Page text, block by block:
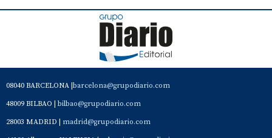
08040 BARCELONA | barcelona@grupodiario.com
48009 BILBAO | bilbao@grupodiario.com
28003 MADRID | madrid@grupodiario.com